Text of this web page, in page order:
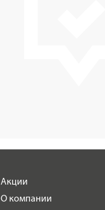
Акции
О компании